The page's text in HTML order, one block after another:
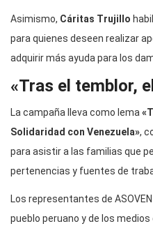
Asimismo, Cáritas Trujillo
para quienes deseen realizar
adquirir más ayuda para los
«Tras el temblor,
La campaña lleva como lema
Solidaridad con Venezuela»,
para asistir a las familias que
pertenencias y fuentes de
Los representantes de
pueblo peruano y de los